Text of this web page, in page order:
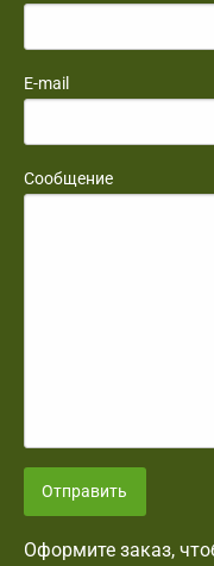
E-mail
Сообщение
Отправить
Оформите заказ,